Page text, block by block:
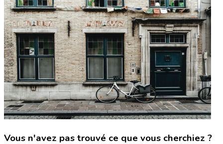
Vous n'avez pas trouvé ce que vous cherchiez ?